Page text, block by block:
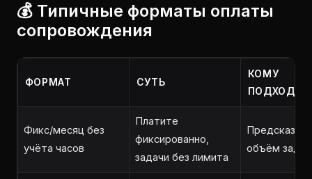
💰 Типичные форматы оплаты
сопровождения
ФОРМАТ СУТЬ
КОМУ
ПОДХОДИТ
Фикс/месяц без
учёта часов
Платите
фиксированно,
задачи без лимита
объём задач